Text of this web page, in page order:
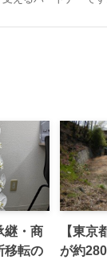
継・商
移転の
【東京
が約